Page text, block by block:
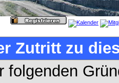
Zutritt zu
folgenden